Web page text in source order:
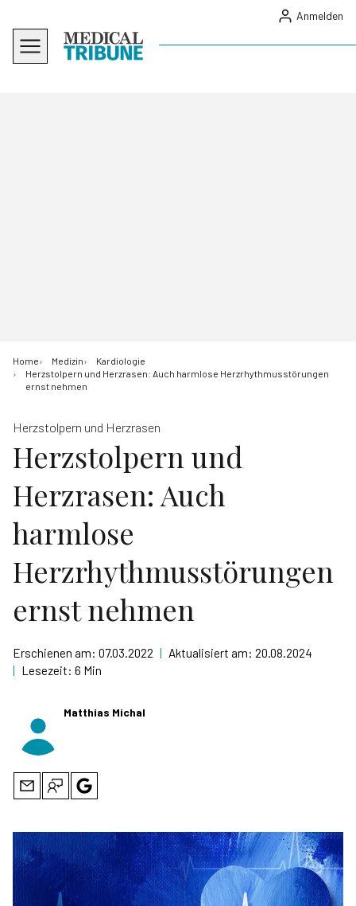
Anmelden
Home Medizin
Kardiologie
Herzstolpern und Herzrasen: Auch harmlose Herzrhythmusstörungen
ernst nehmen
Herzstolpern und Herzrasen
Herzstolpern und
Herzrasen: Auch
harmlose
Herzrhythmusstörungen
ernst nehmen
Erschienen am: 07.03.2022 | Aktualisiert am: 20.08.2024
| Lesezeit: 6 Min
Matthias Michal